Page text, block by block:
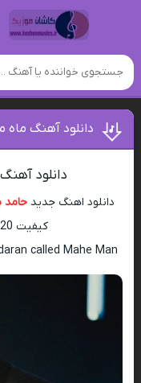
دانلود آهنگ ماه
دانلود
دانلود اهنگ جدید حامد
کیفیت 320 از رسانه ی
called Mahe Man